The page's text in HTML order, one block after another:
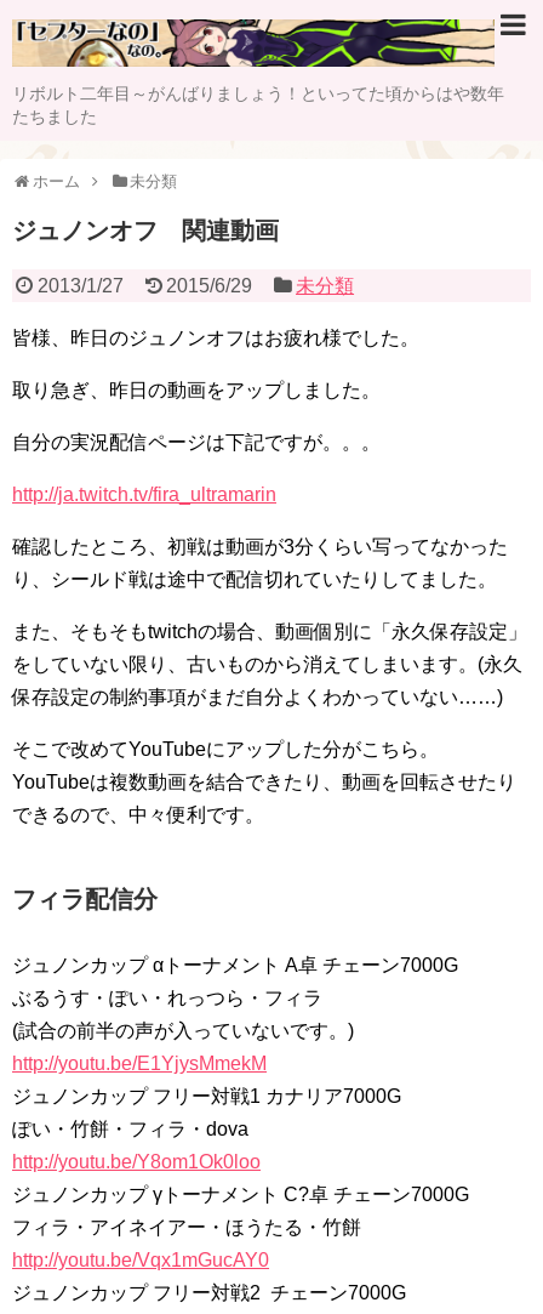
リボルト二年目～がんばりましょう！といってた頃からはや数年
たちました
ホーム 未分類
ジュノンオフ 関連動画
2013/1/27 2015/6/29 未分類
皆様、昨日のジュノンオフはお疲れ様でした。
取り急ぎ、昨日の動画をアップしました。
自分の実況配信ページは下記ですが。。。
http://ja.twitch.tv/fira_ultramarin
確認したところ、初戦は動画が3分くらい写ってなかった
り、シールド戦は途中で配信切れていたりしてました。
また、そもそもtwitchの場合、動画個別に「永久保存設定」
をしていない限り、古いものから消えてしまいます。(永久
保存設定の制約事項がまだ自分よくわかっていない……)
そこで改めてYouTubeにアップした分がこちら。
YouTubeは複数動画を結合できたり、動画を回転させたり
できるので、中々便利です。
フィラ配信分
ジュノンカップ αトーナメント A卓 チェーン7000G
ぶるうす・ぽい・れっつら・フィラ
(試合の前半の声が入っていないです。)
http://youtu.be/E1YjysMmekM
ジュノンカップ フリー対戦1 カナリア7000G
ぽい・竹餅・フィラ・dova
http://youtu.be/Y8om1Ok0loo
ジュノンカップ γトーナメント C?卓 チェーン7000G
フィラ・アイネイアー・ほうたる・竹餅
http://youtu.be/Vqx1mGucAY0
ジュノンカップ フリー対戦2 チェーン7000G